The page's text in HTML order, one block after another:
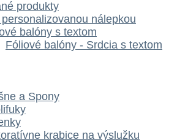
produkty
nálepkou
balóny s textom
Fóliové balóny - Srdcia s textom
a Spony
krabice na výslužku